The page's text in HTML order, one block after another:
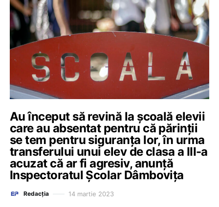
Au început să revină la şcoală elevii
care au absentat pentru că părinții
se tem pentru siguranța lor, în urma
transferului unui elev de clasa a III-a
acuzat că ar fi agresiv, anunță
Inspectoratul Școlar Dâmbovița
Redacția 14 martie 2023